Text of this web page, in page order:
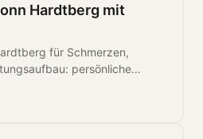
Hardtberg mit
für Schmerzen,
persönliche